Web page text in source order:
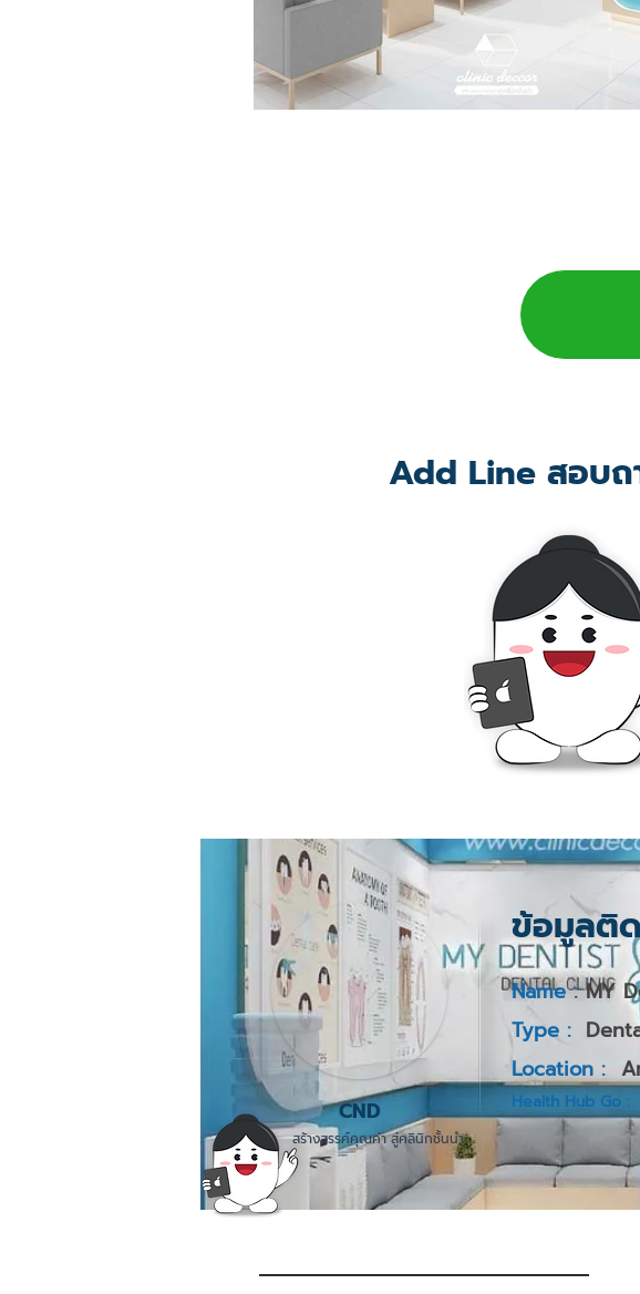
Add Line สอบถ
CND
ข้อมูลติ
Name : MY
Type :
Location :
Health Hub Go :
สร้างสรรค์คุณค่า สู่คลินิกชั้นนำ